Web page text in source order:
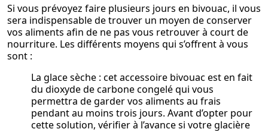
Si vous prévoyez faire plusieurs jours en bivouac, il vous
sera indispensable de trouver un moyen de conserver
vos aliments afin de ne pas vous retrouver à court de
nourriture. Les différents moyens qui s’offrent à vous
sont :
La glace sèche : cet accessoire bivouac est en fait
du dioxyde de carbone congelé qui vous
permettra de garder vos aliments au frais
pendant au moins trois jours. Avant d’opter pour
cette solution, vérifier à l’avance si votre glacière